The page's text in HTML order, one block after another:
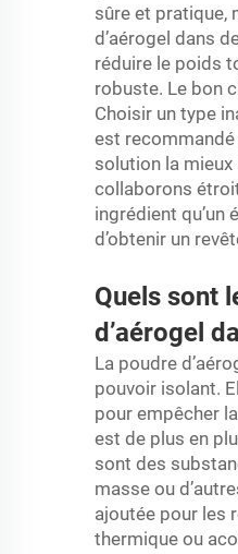
sûre et pratique,
d’aérogel dans
réduire le poids
robuste. Le bon
Choisir un type
est recommandé
solution la
collaborons
ingrédient
d’obtenir un
Quels sont
d’aérogel
La poudre
pouvoir isolant.
pour empêcher
est de plus en
sont des
masse ou
ajoutée pour les
thermique ou